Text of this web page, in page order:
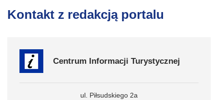
Kontakt z redakcją portalu
Centrum Informacji Turystycznej
ul. Piłsudskiego 2a